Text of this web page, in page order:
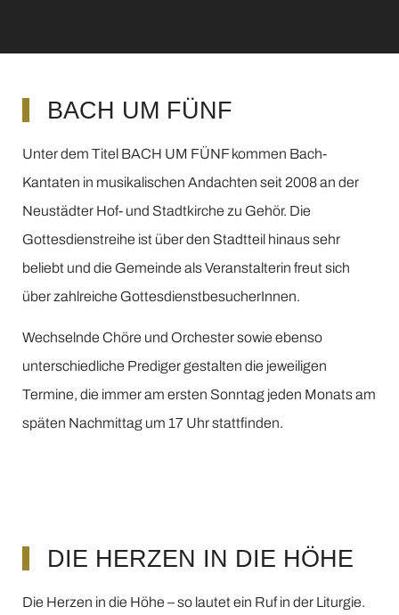
BACH UM FÜNF
Unter dem Titel BACH UM FÜNF kommen Bach-
Kantaten in musikalischen Andachten seit 2008 an der
Neustädter Hof- und Stadtkirche zu Gehör. Die
Gottesdienstreihe ist über den Stadtteil hinaus sehr
beliebt und die Gemeinde als Veranstalterin freut sich
über zahlreiche GottesdienstbesucherInnen.
Wechselnde Chöre und Orchester sowie ebenso
unterschiedliche Prediger gestalten die jeweiligen
Termine, die immer am ersten Sonntag jeden Monats am
späten Nachmittag um 17 Uhr stattfinden.
DIE HERZEN IN DIE HÖHE
Die Herzen in die Höhe – so lautet ein Ruf in der Liturgie.